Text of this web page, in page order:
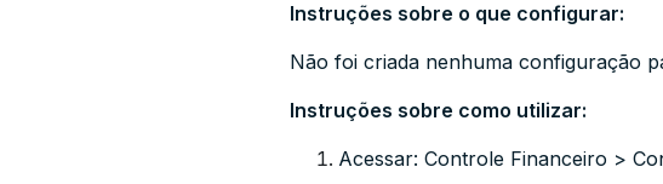
Instruções sobre o que configurar:
Não foi criada nenhuma configuração
Instruções sobre como utilizar:
Acessar: Controle Financeiro >